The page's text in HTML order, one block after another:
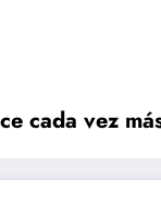
cada vez